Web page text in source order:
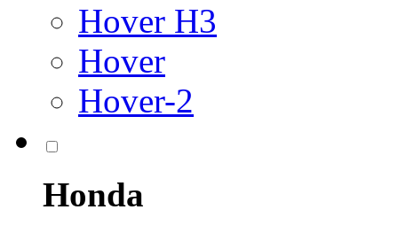
Hover H3
Hover
Hover-2
Honda